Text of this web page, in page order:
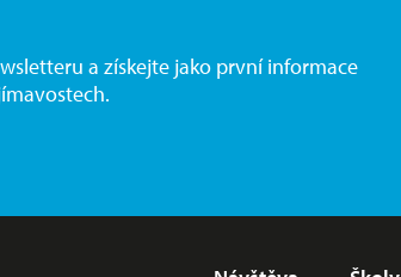
a získejte jako první informace